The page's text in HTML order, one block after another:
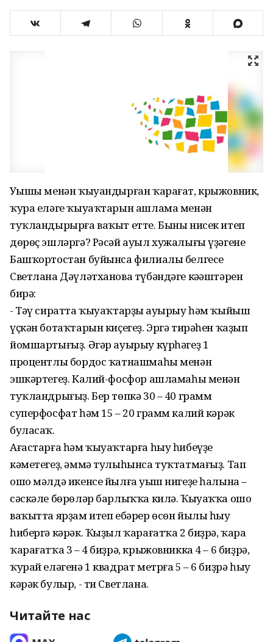
Уңышы менән ҡыуандырған ҡарағат, крыжовник,
ҡура еләге ҡыуаҡтарын ашлама менән
туҡландырырға ваҡыт етте. Быны нисек итеп
дөрөҫ эшләргә? Рәсәй ауыл хужалығы үҙәгенең
Башҡортостан буйынса филиалы белгесе
Светлана Дәүләтханова түбәндәге кәңәштәрен
бирә:
- Тәү сиратта ҡыуаҡтарҙың ауырыу һәм ҡыйыш
үҫкән ботаҡтарын киҫегеҙ. Эргә тирәһен ҡаҙып
йомшартығыҙ. Әгәр ауырыу күрһәгеҙ 1
процентлы бордос ҡатнашмаһы менән
эшкәртегеҙ. Калий-фосфор ашламаһы менән
туҡландрығыҙ. Бер төпкә 30 – 40 грамм
суперфосфат һәм 15 – 20 грамм калий кәрәк
буласаҡ.
Ағастарға һәм ҡыуаҡтарға һыу һибеүҙе
кәметегеҙ, әммә тулыһынса туҡтатмағыҙ. Тап
ошо мәлдә икенсе йылға уңыш нигеҙе һалына –
сәскәле бөрөләр барлыҡҡа килә. Ҡыуаҡҡа ошо
ваҡытта ярҙам итеп ебәрер өсөн йылы һыу
һибергә кәрәк. Ҡыҙыл ҡарағатҡа 2 биҙрә, ҡара
ҡарағатҡа 3 – 4 биҙрә, крыжовникка 4 – 6 биҙрә,
ҡурай еләгенә 1 квадрат метрға 5 – 6 биҙрә һыу
кәрәк булыр, - ти Светлана.
Читайте нас